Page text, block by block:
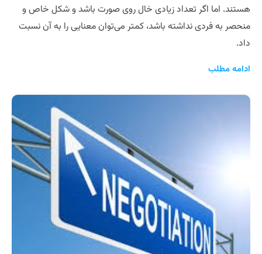
هستند. اما اگر تعداد زیادی خال روی صورت باشد و شکل خاص و
منحصر به فردی نداشته باشد، کمتر می‌توان معنایی را به آن نسبت
داد.
ادامه مطلب